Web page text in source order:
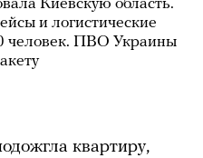
Киевскую область.
и логистические
человек. ПВО Украины
квартиру,